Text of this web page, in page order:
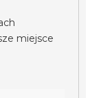
miejsce